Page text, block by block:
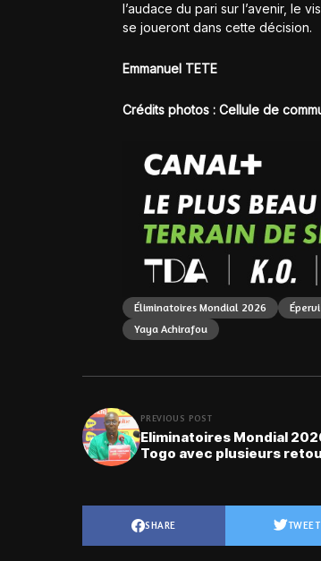
l’audace du pari sur l’avenir, le
se joueront dans cette décision.
Emmanuel TETE
Crédits photos : Cellule de
Éliminatoires Mondial 2026
Yaya Achirafou
PREVIOUS POST
Eliminatoires Mondial
Togo avec plusieurs
SHARE TWEET